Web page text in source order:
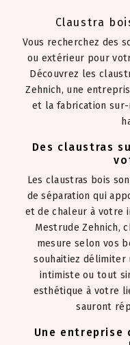
Claustra
Vous recherchez des
ou extérieur pour
Découvrez les
Zehnich, une
et la fabrication sur-
Des claustras
Les claustras bois
de séparation qui
et de chaleur à votre
Mestrude Zehnich,
mesure selon vos
souhaitiez délimiter
intimiste ou tout
esthétique à votre
sauront
Une entreprise